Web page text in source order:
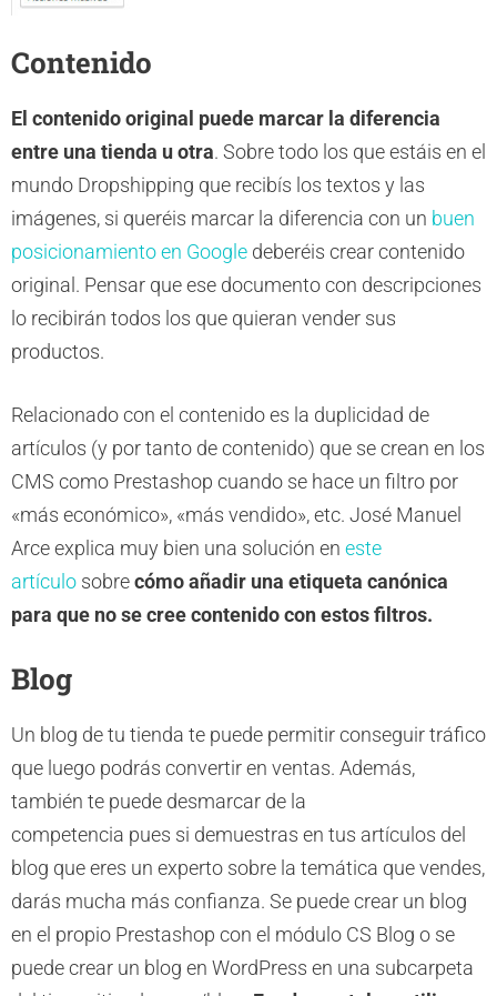
Contenido
El contenido original puede marcar la diferencia
entre una tienda u otra. Sobre todo los que estáis en el
mundo Dropshipping que recibís los textos y las
imágenes, si queréis marcar la diferencia con un buen
posicionamiento en Google deberéis crear contenido
original. Pensar que ese documento con descripciones
lo recibirán todos los que quieran vender sus
productos.
Relacionado con el contenido es la duplicidad de
artículos (y por tanto de contenido) que se crean en los
CMS como Prestashop cuando se hace un filtro por
«más económico», «más vendido», etc. José Manuel
Arce explica muy bien una solución en este
artículo sobrecómo añadir una etiqueta canónica
para que no se cree contenido con estos filtros.
Blog
Un blog de tu tienda te puede permitir conseguir tráfico
que luego podrás convertir en ventas. Además,
también te puede desmarcar de la
competencia pues si demuestras en tus artículos del
blog que eres un experto sobre la temática que vendes,
darás mucha más confianza. Se puede crear un blog
en el propio Prestashop con el módulo CS Blog o se
puede crear un blog en WordPress en una subcarpeta